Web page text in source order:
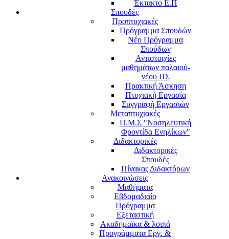
Έκτακτο Ε.Π
Σπουδές
Προπτυχιακές
Πρόγραμμα Σπουδών
Νέο Πρόγραμμα
Σπούδων
Αντιστοιχίες
μαθημάτων παλαιού-
νέου ΠΣ
Πρακτική Άσκηση
Πτυχιακή Εργασία
Συγγραφή Εργασιών
Μεταπτυχιακές
Π.Μ.Σ "Νοσηλευτική
Φροντίδα Ενηλίκων"
Διδακτορικές
Διδακτορικές
Σπουδές
Πίνακας Διδακτόρων
Ανακοινώσεις
Μαθήματα
Εβδομαδιαίο
Πρόγραμμα
Εξεταστική
Ακαδημαϊκα & λοιπά
Προγράμματα Εργ. &